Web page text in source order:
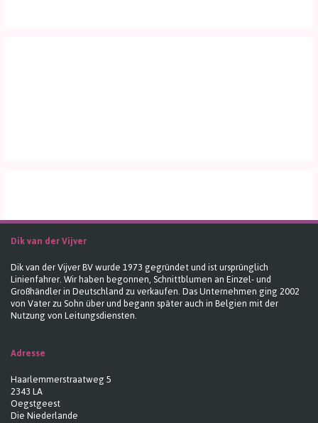
Dik van der Vijver
Dik van der Vijver BV wurde 1973 gegründet und ist ursprünglich
Linienfahrer. Wir haben begonnen, Schnittblumen an Einzel- und
Großhändler in Deutschland zu verkaufen. Das Unternehmen ging 2002
von Vater zu Sohn über und begann später auch in Belgien mit der
Nutzung von Leitungsdiensten.
Adresse
Haarlemmerstraatweg 5
2343 LA
Oegstgeest
Die Niederlande